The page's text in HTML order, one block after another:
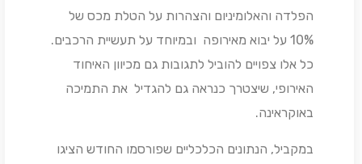
הפלדה והאלומיניום והצהרות על הטלת מכס של
10% על יבוא מאירופה ובמיוחד על תעשיית הרכבים.
כל אלו צפויים להוביל לתגובות גם מכיוון האיחוד
האירופי, שיצטרך כנראה גם להגדיל את התמיכה
באוקראינה.
במקביל, הנתונים הכלכליים שפורסמו החודש הציגו